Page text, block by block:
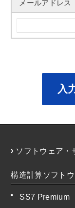
メールアドレス
ソフトウェア・
構造計算ソフト
SS7 Premium